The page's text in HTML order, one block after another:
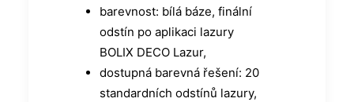
barevnost: bílá báze, finální
odstín po aplikaci lazury
BOLIX DECO Lazur,
dostupná barevná řešení: 20
standardních odstínů lazury,